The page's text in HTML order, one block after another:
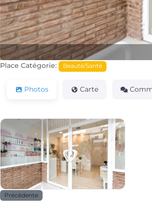
Place Catégorie: Beauté/Santé
Photos Carte
Beauté _ santé
Précédente